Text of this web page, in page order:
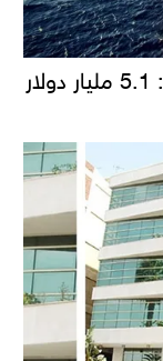
قفزة في صادرات الصناعات الغذائية: 5.1 مليار دولار